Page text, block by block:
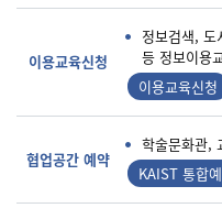
이용교육신청
정보검색,
등 정보이용
이용교육신청
협업공간 예약
학술문화관,
KAIST 통합